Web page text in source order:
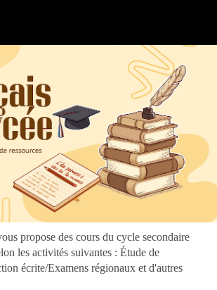
propose des cours du cycle secondaire
les activités suivantes : Étude de
écrite/Examens régionaux et d'autres